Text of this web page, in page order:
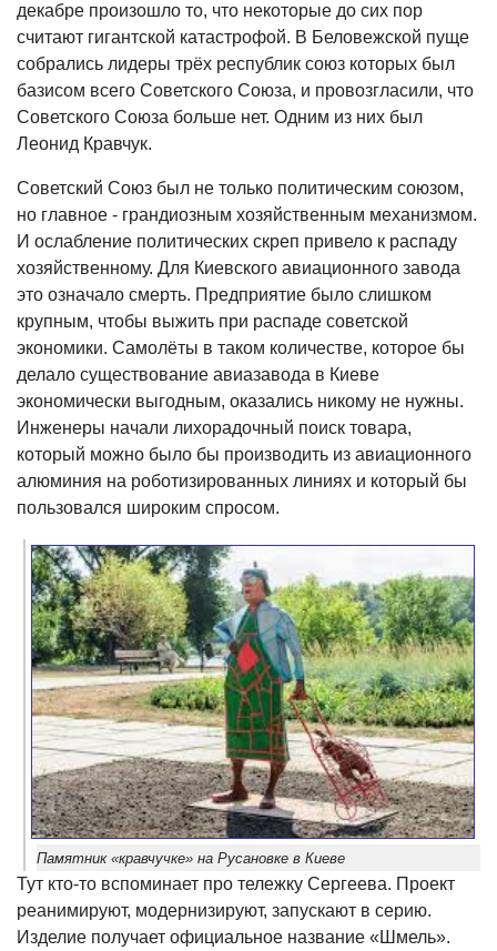
декабре произошло то, что некоторые до сих пор
считают гигантской катастрофой. В Беловежской пуще
собрались лидеры трёх республик союз которых был
базисом всего Советского Союза, и провозгласили, что
Советского Союза больше нет. Одним из них был
Леонид Кравчук.
Советский Союз был не только политическим союзом,
но главное - грандиозным хозяйственным механизмом.
И ослабление политических скреп привело к распаду
хозяйственному. Для Киевского авиационного завода
это означало смерть. Предприятие было слишком
крупным, чтобы выжить при распаде советской
экономики. Самолёты в таком количестве, которое бы
делало существование авиазавода в Киеве
экономически выгодным, оказались никому не нужны.
Инженеры начали лихорадочный поиск товара,
который можно было бы производить из авиационного
алюминия на роботизированных линиях и который бы
пользовался широким спросом.
Памятник «кравчучке» на Русановке в Киеве
Тут кто-то вспоминает про тележку Сергеева. Проект
реанимируют, модернизируют, запускают в серию.
Изделие получает официальное название «Шмель».